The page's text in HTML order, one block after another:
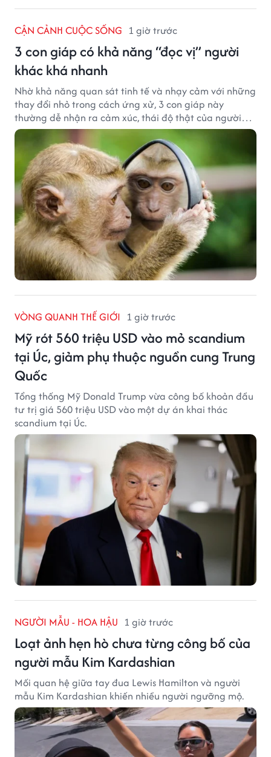
CẬN CẢNH CUỘC SỐNG 1 giờ trước
3 con giáp có khả năng “đọc vị” người
khác khá nhanh
Nhờ khả năng quan sát tinh tế và nhạy cảm với những
thay đổi nhỏ trong cách ứng xử, 3 con giáp này
thường dễ nhận ra cảm xúc, thái độ thật của người
đối diện.
VÒNG QUANH THẾ GIỚI 1 giờ trước
Mỹ rót 560 triệu USD vào mỏ scandium
tại Úc, giảm phụ thuộc nguồn cung Trung
Quốc
Tổng thống Mỹ Donald Trump vừa công bố khoản đầu
tư trị giá 560 triệu USD vào một dự án khai thác
scandium tại Úc.
NGƯỜI MẪU - HOA HẬU 1 giờ trước
Loạt ảnh hẹn hò chưa từng công bố của
người mẫu Kim Kardashian
Mối quan hệ giữa tay đua Lewis Hamilton và người
mẫu Kim Kardashian khiến nhiều người ngưỡng mộ.